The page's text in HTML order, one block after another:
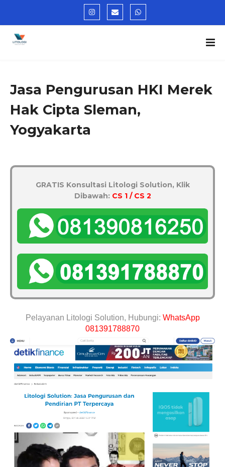
Jasa Pengurusan HKI Merek
Hak Cipta Sleman,
Yogyakarta
GRATIS Konsultasi Litologi Solution, Klik
Dibawah: CS 1 / CS 2
Pelayanan Litologi Solution, Hubungi: WhatsApp
081391788870